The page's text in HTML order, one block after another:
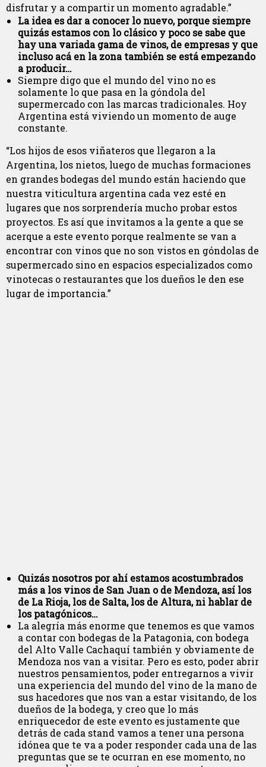
disfrutar y a compartir un momento agradable.”
La idea es dar a conocer lo nuevo, porque siempre
quizás estamos con lo clásico y poco se sabe que
hay una variada gama de vinos, de empresas y que
incluso acá en la zona también se está empezando
a producir…
Siempre digo que el mundo del vino no es
solamente lo que pasa en la góndola del
supermercado con las marcas tradicionales. Hoy
Argentina está viviendo un momento de auge
constante.
“Los hijos de esos viñateros que llegaron a la
Argentina, los nietos, luego de muchas formaciones
en grandes bodegas del mundo están haciendo que
nuestra viticultura argentina cada vez esté en
lugares que nos sorprendería mucho probar estos
proyectos. Es así que invitamos a la gente a que se
acerque a este evento porque realmente se van a
encontrar con vinos que no son vistos en góndolas de
supermercado sino en espacios especializados como
vinotecas o restaurantes que los dueños le den ese
lugar de importancia.”
Quizás nosotros por ahí estamos acostumbrados
más a los vinos de San Juan o de Mendoza, así los
de La Rioja, los de Salta, los de Altura, ni hablar de
los patagónicos…
La alegría más enorme que tenemos es que vamos
a contar con bodegas de la Patagonia, con bodega
del Alto Valle Cachaquí también y obviamente de
Mendoza nos van a visitar. Pero es esto, poder abrir
nuestros pensamientos, poder entregarnos a vivir
una experiencia del mundo del vino de la mano de
sus hacedores que nos van a estar visitando, de los
dueños de la bodega, y creo que lo más
enriquecedor de este evento es justamente que
detrás de cada stand vamos a tener una persona
idónea que te va a poder responder cada una de las
preguntas que se te ocurran en ese momento, no